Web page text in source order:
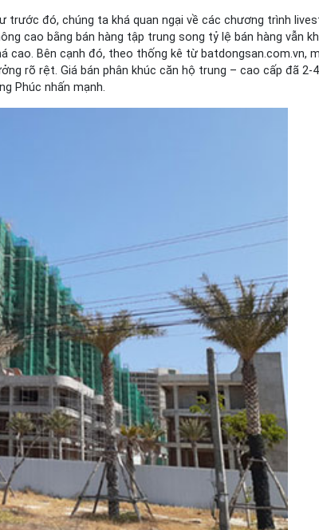
đó, chúng ta khá quan ngại về các chương trình
cao bằng bán hàng tập trung song tỷ lệ bán hàng vẫn
cao. Bên cạnh đó, theo thống kê từ batdongsan.com.vn,
rõ rệt. Giá bán phân khúc căn hộ trung – cao cấp đã 2-
Phúc nhấn mạnh.